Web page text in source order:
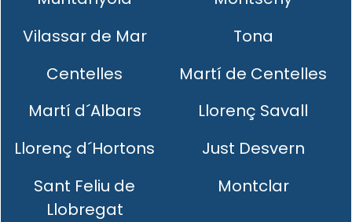
Vilassar de Mar
Tona
Centelles
Martí de Centelles
Martí d´Albars
Llorenç Savall
Llorenç d´Hortons
Just Desvern
Sant Feliu de
Llobregat
Montclar